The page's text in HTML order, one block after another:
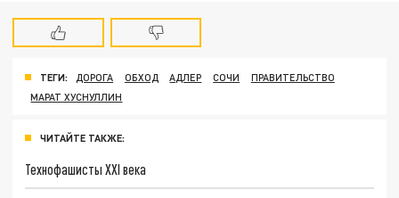
ТЕГИ: ДОРОГА ОБХОД АДЛЕР СОЧИ
ПРАВИТЕЛЬСТВО
МАРАТ ХУСНУЛЛИН
ЧИТАЙТЕ ТАКЖЕ:
Технофашисты XXI века